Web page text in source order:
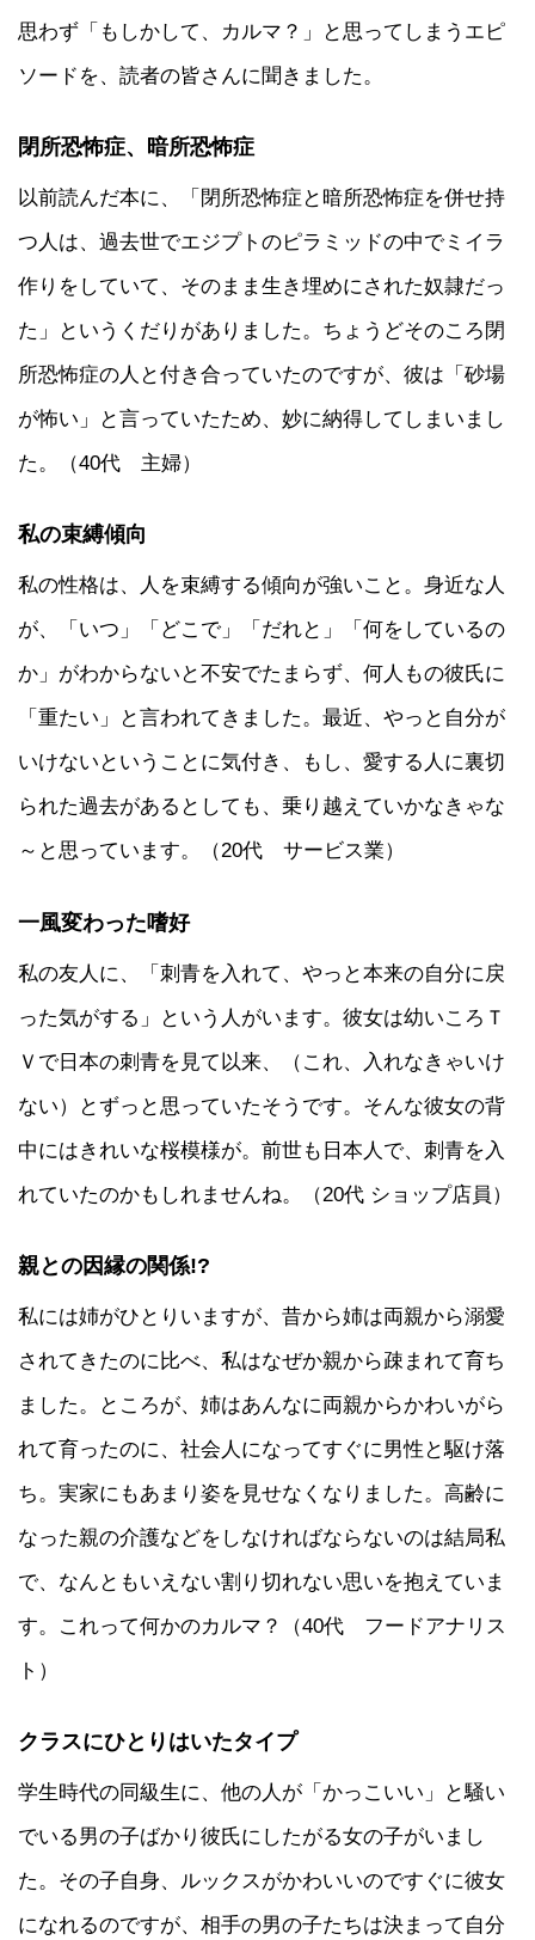
思わず「もしかして、カルマ？」と思ってしまうエピ
ソードを、読者の皆さんに聞きました。
閉所恐怖症、暗所恐怖症
以前読んだ本に、「閉所恐怖症と暗所恐怖症を併せ持
つ人は、過去世でエジプトのピラミッドの中でミイラ
作りをしていて、そのまま生き埋めにされた奴隷だっ
た」というくだりがありました。ちょうどそのころ閉
所恐怖症の人と付き合っていたのですが、彼は「砂場
が怖い」と言っていたため、妙に納得してしまいまし
た。（40代 主婦）
私の束縛傾向
私の性格は、人を束縛する傾向が強いこと。身近な人
が、「いつ」「どこで」「だれと」「何をしているの
か」がわからないと不安でたまらず、何人もの彼氏に
「重たい」と言われてきました。最近、やっと自分が
いけないということに気付き、もし、愛する人に裏切
られた過去があるとしても、乗り越えていかなきゃな
～と思っています。（20代 サービス業）
一風変わった嗜好
私の友人に、「刺青を入れて、やっと本来の自分に戻
った気がする」という人がいます。彼女は幼いころＴ
Ｖで日本の刺青を見て以来、（これ、入れなきゃいけ
ない）とずっと思っていたそうです。そんな彼女の背
中にはきれいな桜模様が。前世も日本人で、刺青を入
れていたのかもしれませんね。（20代 ショップ店員）
親との因縁の関係!?
私には姉がひとりいますが、昔から姉は両親から溺愛
されてきたのに比べ、私はなぜか親から疎まれて育ち
ました。ところが、姉はあんなに両親からかわいがら
れて育ったのに、社会人になってすぐに男性と駆け落
ち。実家にもあまり姿を見せなくなりました。高齢に
なった親の介護などをしなければならないのは結局私
で、なんともいえない割り切れない思いを抱えていま
す。これって何かのカルマ？（40代 フードアナリス
ト）
クラスにひとりはいたタイプ
学生時代の同級生に、他の人が「かっこいい」と騒い
でいる男の子ばかり彼氏にしたがる女の子がいまし
た。その子自身、ルックスがかわいいのですぐに彼女
になれるのですが、相手の男の子たちは決まって自分